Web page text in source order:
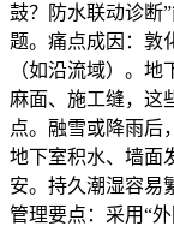
鼓？防水联动诊断
题。痛点成因：敦
（如沿流域）。地
麻面、施工缝，这
点。融雪或降雨后
地下室积水、墙面
安。持久潮湿容易
管理要点：采用“